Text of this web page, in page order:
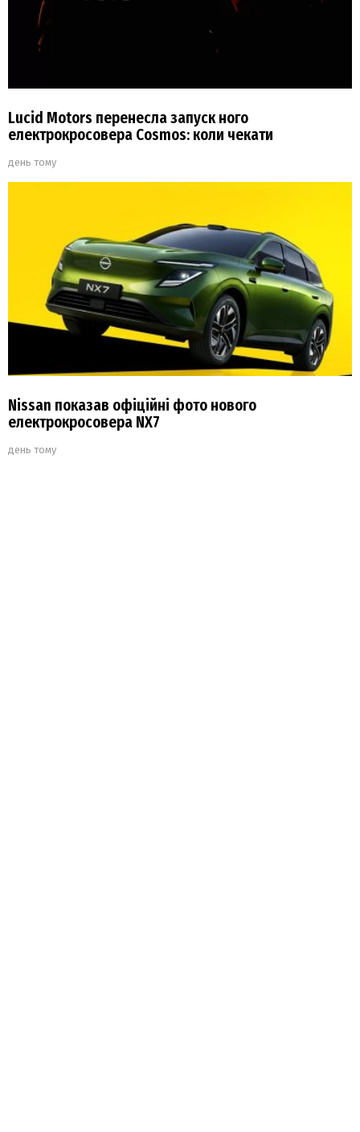
Lucid Motors перенесла запуск ного
електрокросовера Cosmos: коли чекати
день тому
Nissan показав офіційні фото нового
електрокросовера NX7
день тому